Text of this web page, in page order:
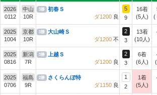
2026
0112
中山
10R
3勝
初春Ｓ
ダ1200 良
5
9
16着
(5人)
(
2025
1004
京都
10R
3勝
大山崎Ｓ
ダ1200 不
2
3
13着
(10人)
2025
0816
新潟
7R
3勝
上越Ｓ
ダ1200 良
2
3
6着
(6人)
2025
0706
福島
9R
2勝
さくらんぼ特
ダ1150 良
1
2
1着
(5人)